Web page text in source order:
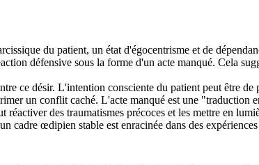
du patient, un état d'égocentrisme et de
défensive sous la forme d'un acte manqué. Cela
ce désir. L'intention consciente du patient peut être
un conflit caché. L'acte manqué est une "traduction
des traumatismes précoces et les mettre en
cadre œdipien stable est enracinée dans des